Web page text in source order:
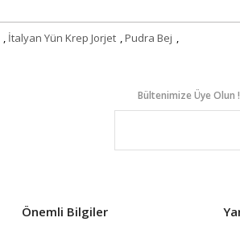
, İtalyan Yün Krep Jorjet ,Pudra Bej ,
Bültenimize Üye Olun
Önemli Bilgiler